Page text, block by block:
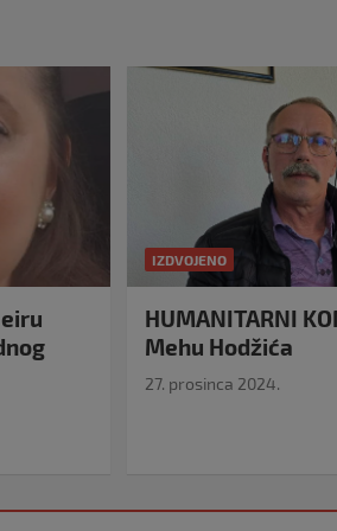
IZDVOJENO
HUMANITARNI
Mehu Hodžića
27. prosinca 2024.